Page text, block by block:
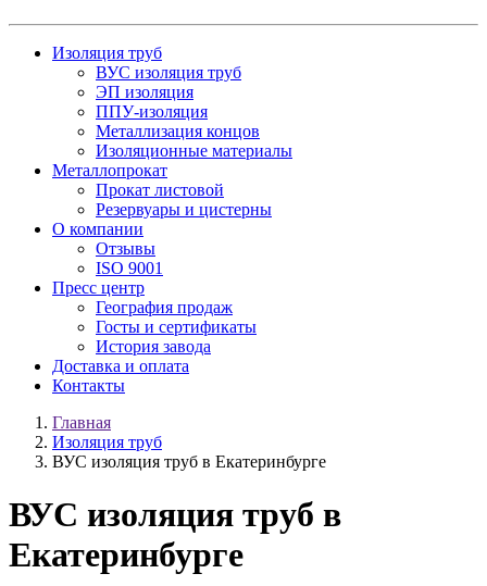
Изоляция труб
ВУС изоляция труб
ЭП изоляция
ППУ-изоляция
Металлизация концов
Изоляционные материалы
Металлопрокат
Прокат листовой
Резервуары и цистерны
О компании
Отзывы
ISO 9001
Пресс центр
География продаж
Госты и сертификаты
История завода
Доставка и оплата
Контакты
Главная
Изоляция труб
ВУС изоляция труб в Екатеринбурге
ВУС изоляция труб в
Екатеринбурге